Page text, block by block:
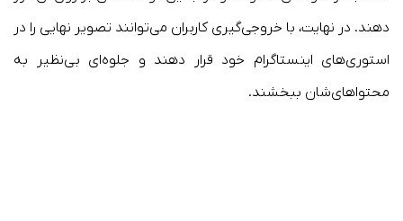
دهند. در نهایت، با خروجی‌گیری کاربران می‌توانند تصویر نهایی را در
استوری‌های اینستاگرام خود قرار دهند و جلوه‌ای بی‌نظیر به
محتواهای‌شان ببخشند.